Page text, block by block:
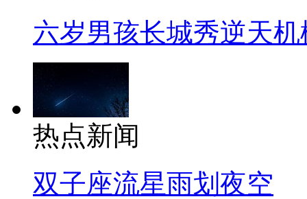
六岁男孩长城秀逆天机
热点新闻
双子座流星雨划夜空